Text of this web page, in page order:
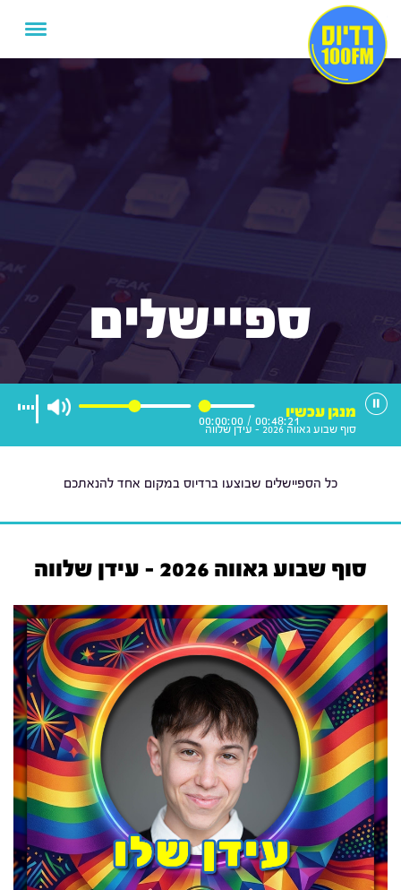
ספיישלים
00:48:21
/
00:00:00
מנגן עכשיו
סוף שבוע גאווה 2026 - עידן שלווה
כל הספיישלים שבוצעו ברדיוס במקום אחד להנאתכם
סוף שבוע גאווה 2026 - עידן שלווה